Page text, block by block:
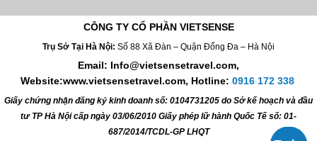
CÔNG TY CỔ PHẦN VIETSENSE
Trụ Sở Tại Hà Nội: Số 88 Xã Đàn – Quận Đống Đa – Hà Nội
Email: Info@vietsensetravel.com,
Website:www.vietsensetravel.com, Hotline: 0916 172 338
Giấy chứng nhận đăng ký kinh doanh số: 0104731205 do Sở kế hoạch và đầu
tư TP Hà Nội cấp ngày 03/06/2010 Giấy phép lữ hành Quốc Tế số: 01-
687/2014/TCDL-GP LHQT